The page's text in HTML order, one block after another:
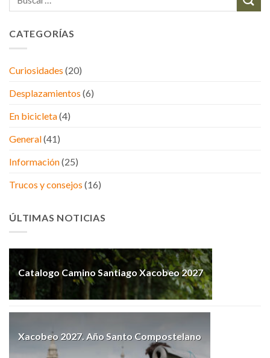
CATEGORÍAS
Curiosidades (20)
Desplazamientos (6)
En bicicleta(4)
General(41)
Información(25)
Trucos y consejos (16)
ÚLTIMAS NOTICIAS
Catalogo Camino Santiago Xacobeo 2027
Xacobeo 2027. Año Santo Compostelano